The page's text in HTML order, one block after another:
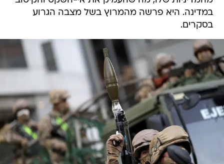
במדינה. היא פרשה מהמרוץ בשל מצבה הגרוע
בסקרים.